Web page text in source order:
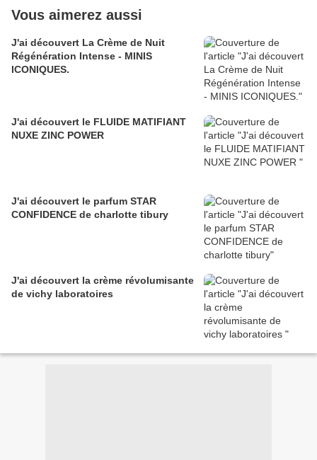
Vous aimerez aussi
J'ai découvert La Crème de Nuit
Régénération Intense - MINIS
ICONIQUES.
J'ai découvert le FLUIDE MATIFIANT
NUXE ZINC POWER
J'ai découvert le parfum STAR
CONFIDENCE de charlotte tibury
J'ai découvert la crème révolumisante
de vichy laboratoires